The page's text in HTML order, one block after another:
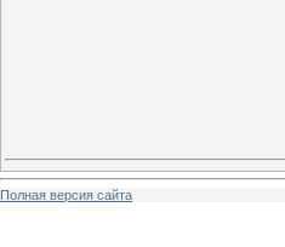
Полная версия сайта